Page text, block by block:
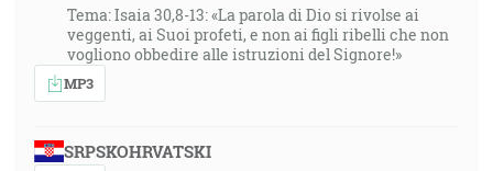
Tema: Isaia 30,8-13: «La parola di Dio si rivolse ai
veggenti, ai Suoi profeti, e non ai figli ribelli che non
vogliono obbedire alle istruzioni del Signore!»
MP3
SRPSKOHRVATSKI